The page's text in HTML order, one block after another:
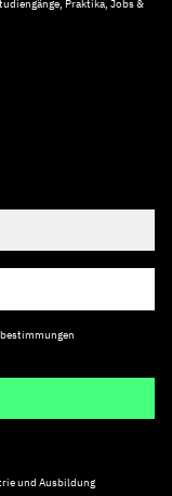
Praktika, Jobs &
und Ausbildung